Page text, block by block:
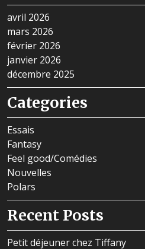
avril 2026
mars 2026
février 2026
janvier 2026
décembre 2025
Categories
Essais
Fantasy
Feel good/Comédies
Nouvelles
Polars
Recent Posts
Petit déjeuner chez Tiffany